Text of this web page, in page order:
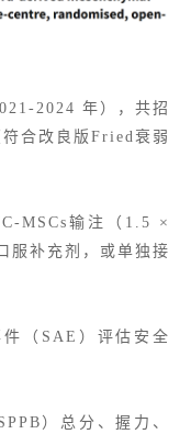
2024 年），共招
合改良版Fried衰弱
MSCs输注（1.5 ×
服补充剂，或单独接
（SAE）评估安全
）总分、握力、